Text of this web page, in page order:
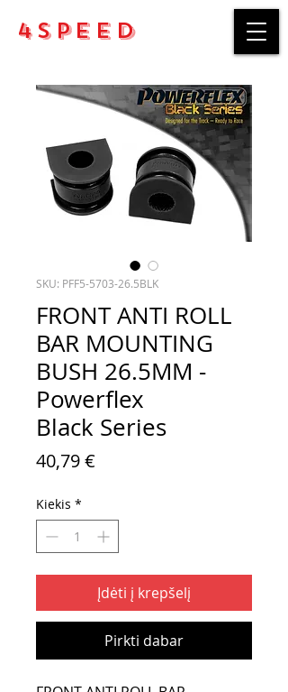
4Speed
SKU: PFF5-5703-26.5BLK
FRONT ANTI ROLL
BAR MOUNTING
BUSH 26.5MM -
Powerflex
Black Series
40,79 €
Kiekis *
Įdėti į krepšelį
Pirkti dabar